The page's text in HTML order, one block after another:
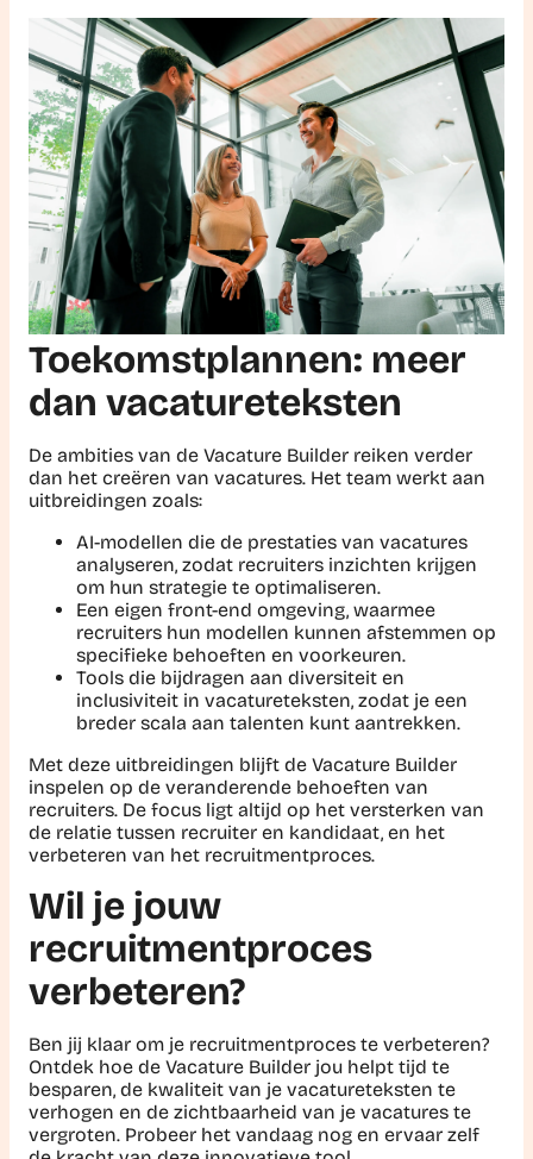
Toekomstplannen: meer
dan vacatureteksten
De ambities van de Vacature Builder reiken verder
dan het creëren van vacatures. Het team werkt aan
uitbreidingen zoals:
AI-modellen die de prestaties van vacatures
analyseren, zodat recruiters inzichten krijgen
om hun strategie te optimaliseren.
Een eigen front-end omgeving, waarmee
recruiters hun modellen kunnen afstemmen op
specifieke behoeften en voorkeuren.
Tools die bijdragen aan diversiteit en
inclusiviteit in vacatureteksten, zodat je een
breder scala aan talenten kunt aantrekken.
Met deze uitbreidingen blijft de Vacature Builder
inspelen op de veranderende behoeften van
recruiters. De focus ligt altijd op het versterken van
de relatie tussen recruiter en kandidaat, en het
verbeteren van het recruitmentproces.
Wil je jouw
recruitmentproces
verbeteren?
Ben jij klaar om je recruitmentproces te verbeteren?
Ontdek hoe de Vacature Builder jou helpt tijd te
besparen, de kwaliteit van je vacatureteksten te
verhogen en de zichtbaarheid van je vacatures te
vergroten. Probeer het vandaag nog en ervaar zelf